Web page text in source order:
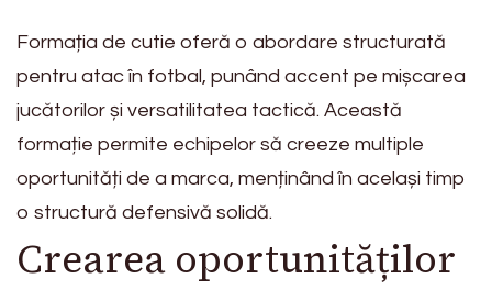
Formația de cutie oferă o abordare structurată
pentru atac în fotbal, punând accent pe mișcarea
jucătorilor și versatilitatea tactică. Această
formație permite echipelor să creeze multiple
oportunități de a marca, menținând în același timp
o structură defensivă solidă.
Crearea oportunităților